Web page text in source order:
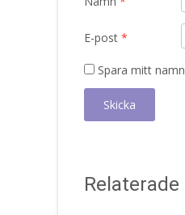
E-post *
Spara mitt